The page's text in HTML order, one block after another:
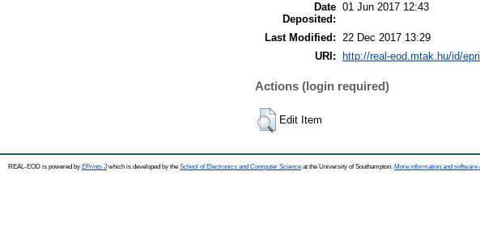
Date
Deposited:
01 Jun 2017 12:43
Last Modified: 22 Dec 2017 13:29
URI:
http://real-eod.mtak.hu/id/
Actions (login required)
Edit Item
REAL-EOD is powered by EPrints 3which is developed by the School of Electronics and Computer Science at the University of Southampton. More information and software